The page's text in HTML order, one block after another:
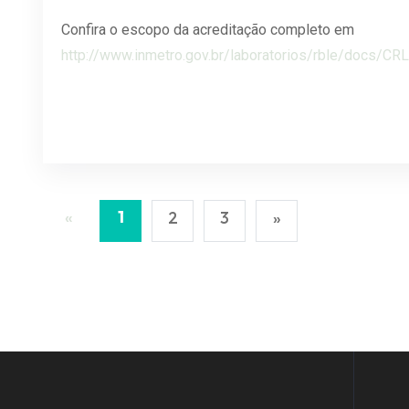
Confira o escopo da acreditação completo em
http://www.inmetro.gov.br/laboratorios/rble/docs/
« 1 2 3 »